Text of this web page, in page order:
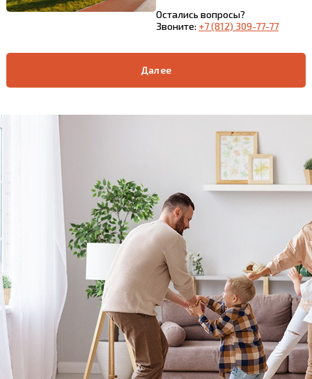
Остались вопросы?
Звоните: +7 (812) 309-77-77